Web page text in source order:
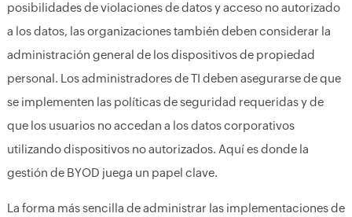
posibilidades de violaciones de datos y acceso no autorizado
a los datos, las organizaciones también deben considerar la
administración general de los dispositivos de propiedad
personal. Los administradores de TI deben asegurarse de que
se implementen las políticas de seguridad requeridas y de
que los usuarios no accedan a los datos corporativos
utilizando dispositivos no autorizados. Aquí es donde la
gestión de BYOD juega un papel clave.
La forma más sencilla de administrar las implementaciones de